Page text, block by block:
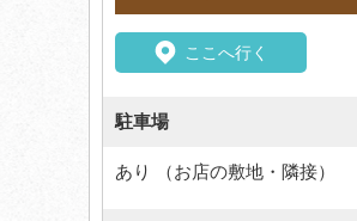
ここへ行く
駐車場
あり （お店の敷地・隣接）